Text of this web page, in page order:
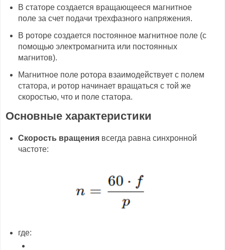
В статоре создается вращающееся магнитное
поле за счет подачи трехфазного напряжения.
В роторе создается постоянное магнитное поле (с
помощью электромагнита или постоянных
магнитов).
Магнитное поле ротора взаимодействует с полем
статора, и ротор начинает вращаться с той же
скоростью, что и поле статора.
Основные характеристики
Скорость вращениявсегда равна синхронной
частоте:
где: